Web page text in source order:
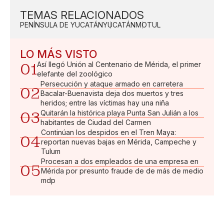
TEMAS RELACIONADOS
PENÍNSULA DE YUCATÁNYUCATÁNMOTUL
LO MÁS VISTO
01Así llegó Unión al Centenario de Mérida, el primer
elefante del zoológico
02
Persecución y ataque armado en carretera
Bacalar-Buenavista deja dos muertos y tres
heridos; entre las víctimas hay una niña
03Quitarán la histórica playa Punta San Julián a los
habitantes de Ciudad del Carmen
04
Continúan los despidos en el Tren Maya:
reportan nuevas bajas en Mérida, Campeche y
Tulum
05
Procesan a dos empleados de una empresa en
Mérida por presunto fraude de de más de medio
mdp